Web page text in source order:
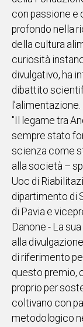
STORIE
VIDEO
UNISCITI
AL CANALE
WHATSAPP
Social
con passione e
profondo nella
della cultura
curiosità
divulgativo, ha
dibattito
l’alimentazione.
"Il legame tra
sempre stato
scienza come
alla società –
Uoc di
dipartimento di
di Pavia e
Danone - La
alla
di riferimento
questo premio,
proprio per
coltivano con
metodologico